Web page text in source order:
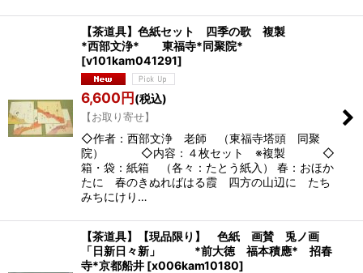
【茶道具】色紙セット 四季の歌 複製
*西部文浄* 東福寺*同聚院*
[v101kam041291]
6,600円(税込)
【お取り寄せ】
◇作者：西部文浄 老師 （東福寺塔頭 同聚
院） ◇内容：４枚セット ※複製 ◇
箱・袋：紙箱 （各々：たとう紙入） 春：おほか
たに 春のきぬればはる霞 四方の山辺に たち
みちにけり…
【茶道具】【現品限り】 色紙 画賛 兎ノ画
「日新日々新」 *前大徳 福本積應* 招春
寺*京都船井 [x006kam10180]